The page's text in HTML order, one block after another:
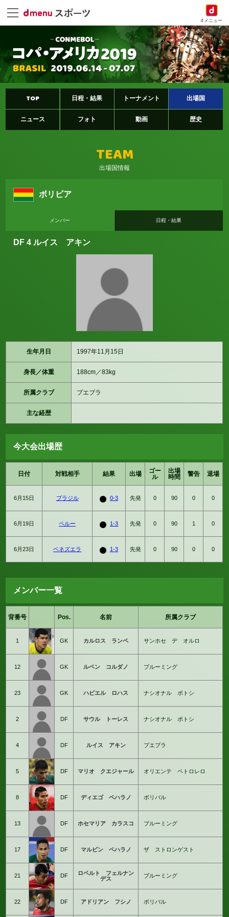
dメニュー
TOP 日程・結果 トーナメント 出場国
ニュース フォト 動画 歴史
TEAM
出場国情報
ボリビア
メンバー 日程・結果
DF 4 ルイス アキン
生年月日 1997年11月15日
身長／体重 188cm／83kg
所属クラブ プエブラ
主な経歴
今大会出場歴
日付 対戦相手 結果 出場
ゴー
ル
出場
時間
警告 退場
6月15日 ブラジル 0-3 先発 0 90 0 0
6月19日 ペルー 1-3 先発 0 90 1 0
6月23日 ベネズエラ 1-3 先発 0 90 0 0
メンバー一覧
背番号 Pos. 名前 所属クラブ
1 GK カルロス ランペ サンホセ デ オルロ
12 GK ルベン コルダノ ブルーミング
23 GK ハビエル ロハス ナシオナル ポトシ
2 DF サウル トーレス ナシオナル ポトシ
4 DF ルイス アキン プエブラ
5 DF マリオ クエジャール オリエンテ ペトロレロ
8 DF ディエゴ ベハラノ ボリバル
13 DF ホセマリア カラスコ ブルーミング
17 DF マルビン ベハラノ ザ ストロンゲスト
21 DF
ロベルト フェルナン
デス
ブルーミング
22 DF アドリアン フシノ ボリバル